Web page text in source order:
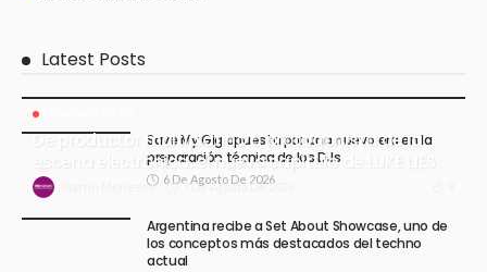
Latest Posts
De productor multiplatino a protagonista de la
escena electrónica: el nuevo capítulo de LUKE LIES
Martin Meneses 7 De Agosto De 2026
Save My Gig apuesta por una nueva era en la
preparación técnica de los DJs
6 De Agosto De 2026
Argentina recibe a Set About Showcase, uno de
los conceptos más destacados del techno
actual